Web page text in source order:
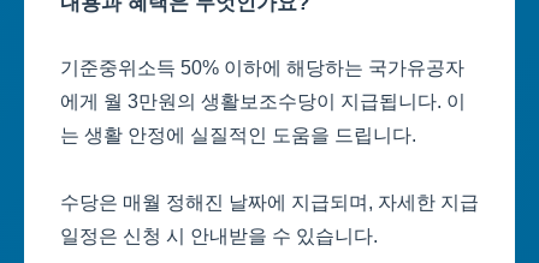
기준중위소득 50% 이하에 해당하는 국가유공자
에게 월 3만원의 생활보조수당이 지급됩니다. 이
는 생활 안정에 실질적인 도움을 드립니다.
수당은 매월 정해진 날짜에 지급되며, 자세한 지급
일정은 신청 시 안내받을 수 있습니다.